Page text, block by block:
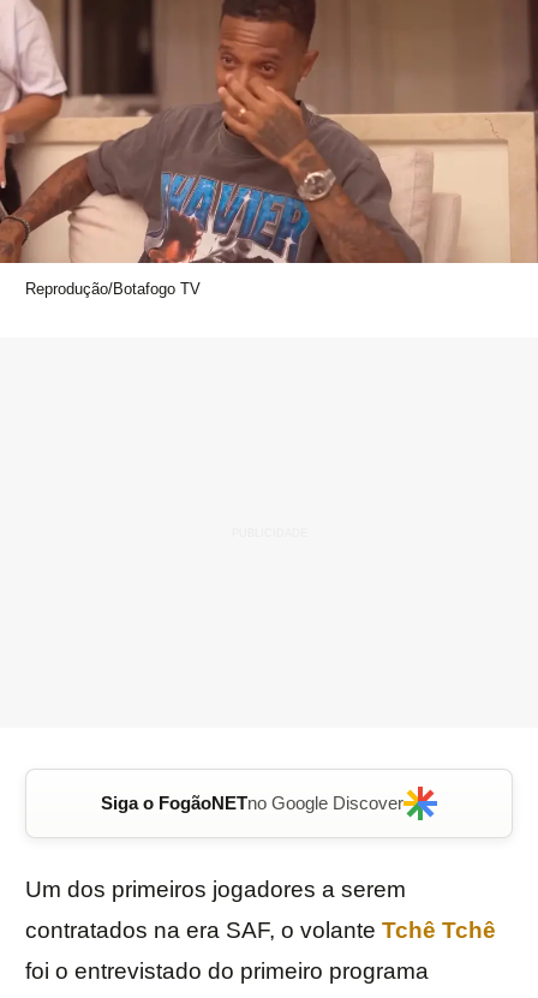
Reprodução/Botafogo TV
Siga o FogãoNETno Google Discover
Um dos primeiros jogadores a serem
contratados na era SAF, o volante Tchê Tchê
foi o entrevistado do primeiro programa